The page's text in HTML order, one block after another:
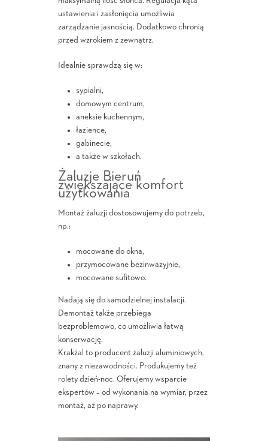
ustawienia i zasłonięcia umożliwia
zarządzanie jasnością. Dodatkowo chronią
przed wzrokiem z zewnątrz.
Idealnie sprawdzą się w:
sypialni,
domowym centrum,
aneksie kuchennym,
łazience,
gabinecie,
a także w szkołach.
Żaluzje Bieruń
zwiększające komfort
użytkowania
Montaż żaluzji dostosowujemy do potrzeb,
np.:
mocowane do okna,
przymocowane bezinwazyjnie,
mocowane sufitowo.
Nadają się do samodzielnej instalacji.
Demontaż także przebiega
bezproblemowo, co umożliwia łatwą
konserwację.
Krakżal to producent żaluzji aluminiowych,
znany z niezawodności. Produkujemy też
rolety dzień-noc. Oferujemy wsparcie
ekspertów – od wykonania na wymiar, przez
montaż, aż po naprawy.